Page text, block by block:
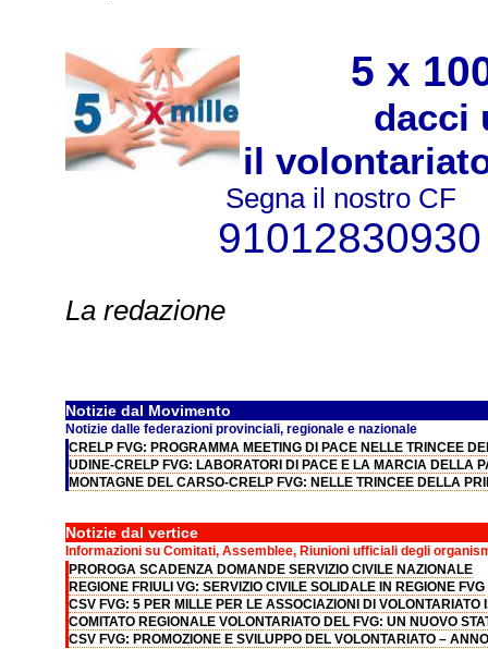
5 x
dacci
il
Segna il nostro CF
91012830930
La redazione
Notizie dal Movimento
Notizie dalle federazioni provinciali, regionale e nazionale
CRELP FVG: PROGRAMMA MEETING DI PACE NELLE TRINCEE
UDINE-CRELP FVG: LABORATORI DI PACE E LA MARCIA DELLA
MONTAGNE DEL CARSO-CRELP FVG: NELLE TRINCEE DELLA
Notizie dal vertice
Informazioni su Comitati, Assemblee, Riunioni ufficiali degli
PROROGA SCADENZA DOMANDE SERVIZIO CIVILE NAZIONALE
REGIONE FRIULI VG: SERVIZIO CIVILE SOLIDALE IN REGIONE FVG
CSV FVG: 5 PER MILLE PER LE ASSOCIAZIONI DI VOLONTARIATO
COMITATO REGIONALE VOLONTARIATO DEL FVG: UN NUOVO
CSV FVG: PROMOZIONE E SVILUPPO DEL VOLONTARIATO –